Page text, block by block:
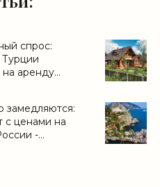
спрос:
Турции
на аренду
замедляются:
с ценами на
-